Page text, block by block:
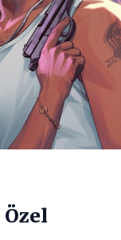
Özel